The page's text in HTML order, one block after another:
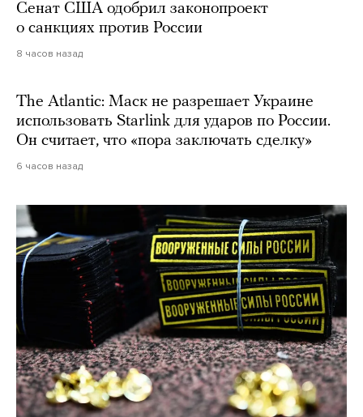
Сенат США одобрил законопроект
о санкциях против России
8 часов назад
The Atlantic: Маск не разрешает Украине
использовать Starlink для ударов по России.
Он считает, что «пора заключать сделку»
6 часов назад